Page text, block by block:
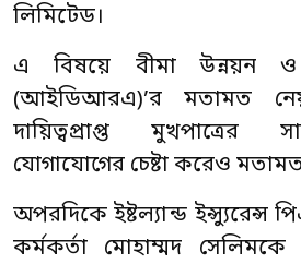
লিমিটেড।
এ বিষয়ে বীমা উন্নয়ন ও
(আইডিআরএ)’র মতামত
দায়িত্বপ্রাপ্ত মুখপাত্রের
যোগাযোগের চেষ্টা করেও
অপরদিকে ইষ্টল্যান্ড ইন্স্যুরেন্স
কর্মকর্তা মোহাম্মদ